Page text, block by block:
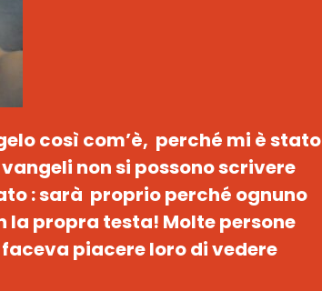
così com’è, perché mi è stato
non si possono scrivere
: sarà proprio perché ognuno
la propra testa! Molte persone
faceva piacere loro di vedere